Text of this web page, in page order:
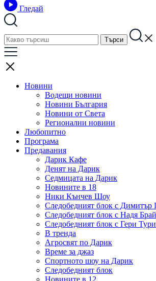
Гледай
Новини
Водещи новини
Новини България
Новини от Света
Регионални новини
Любопитно
Програма
Предавания
Дарик Кафе
Денят на Дарик
Седмицата на Дарик
Новините в 18
Ники Кънчев Шоу
Следобедният блок с Димитър
Следобедният блок с Надя
Следобедният блок с Гери
В тренда
Агросвят по Дарик
Време за джаз
Спортното шоу на Дарик
Следобедният блок
Новините в 12